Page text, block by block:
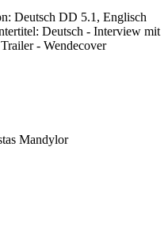
Deutsch DD 5.1, Englisch
Deutsch - Interview mit
- Wendecover
Mandylor